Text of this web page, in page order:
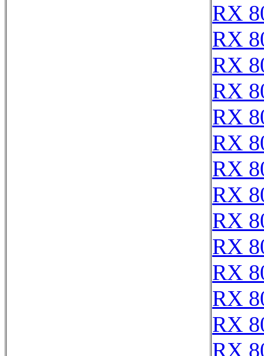
RX
RX
RX
RX
RX
RX
RX
RX
RX
RX
RX
RX
RX
RX